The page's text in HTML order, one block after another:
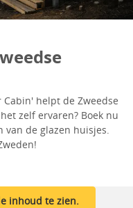
Cabin' helpt de Zweedse
zelf ervaren? Boek nu
de glazen huisjes.
inhoud te zien.